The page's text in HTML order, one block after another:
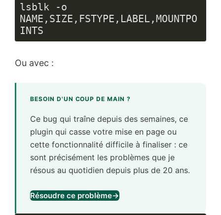
lsblk -o
NAME,SIZE,FSTYPE,LABEL,MOUNTPO
INTS
Ou avec :
BESOIN D'UN COUP DE MAIN ?
Ce bug qui traîne depuis des semaines, ce
plugin qui casse votre mise en page ou
cette fonctionnalité difficile à finaliser : ce
sont précisément les problèmes que je
résous au quotidien depuis plus de 20 ans.
Résoudre ce problème→